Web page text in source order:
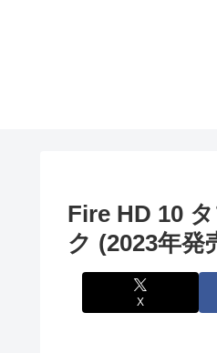
Fire HD 10
ク (2023年発
X